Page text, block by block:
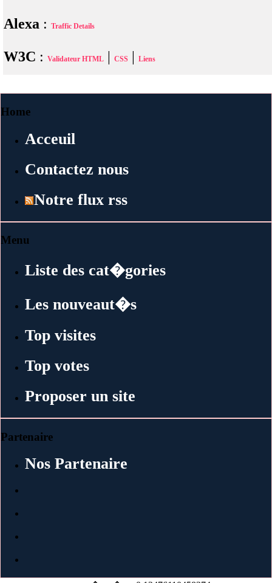
Alexa : Traffic Details
W3C : Validateur HTML CSS Liens
Home
Acceuil
Contactez nous
Notre flux rss
Menu
Liste des cat�gories
Les nouveaut�s
Top visites
Top votes
Proposer un site
Partenaire
Nos Partenaire